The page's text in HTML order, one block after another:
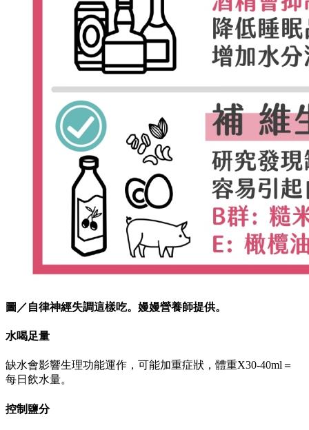
圖／自律神經失調這樣吃。嫚嫚營養師提供。
水喝足量
缺水會影響生理功能運作，可能加重症狀，體重X30-40ml＝
每日飲水量。
控制鹽分